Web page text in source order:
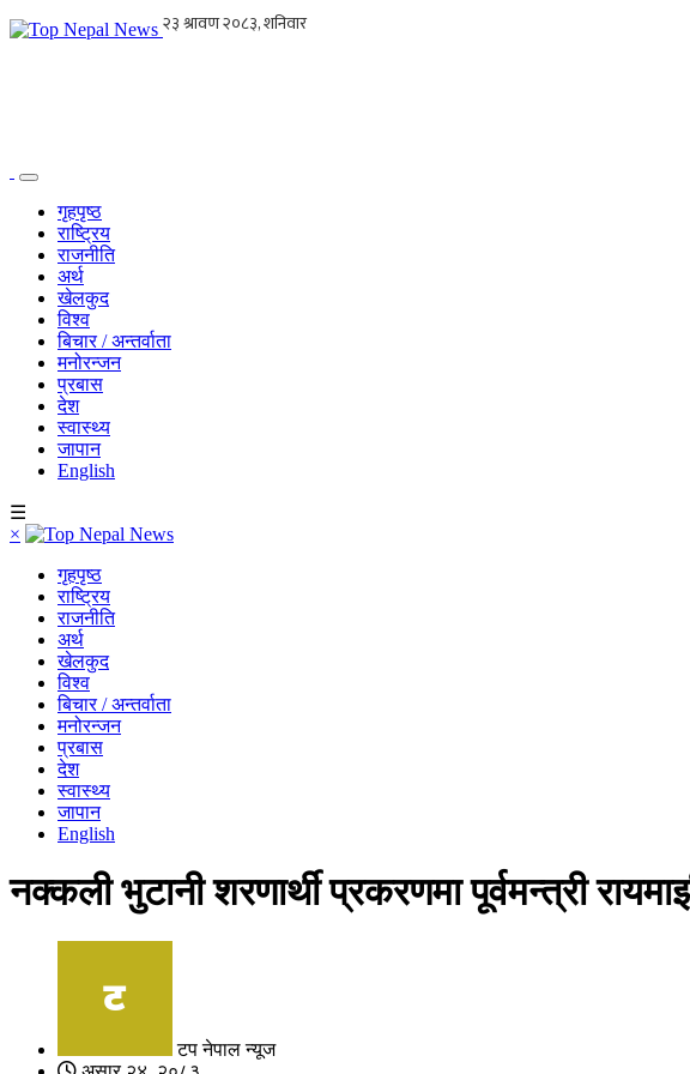
गृहपृष्ठ
राष्ट्रिय
राजनीति
अर्थ
खेलकुद
विश्व
बिचार / अन्तर्वाता
मनोरन्जन
प्रबास
देश
स्वास्थ्य
जापान
English
☰
×
गृहपृष्ठ
राष्ट्रिय
राजनीति
अर्थ
खेलकुद
विश्व
बिचार / अन्तर्वाता
मनोरन्जन
प्रबास
देश
स्वास्थ्य
जापान
English
नक्कली भुटानी शरणार्थी प्रकरणमा पूर्वमन्त्री
टप नेपाल न्यूज